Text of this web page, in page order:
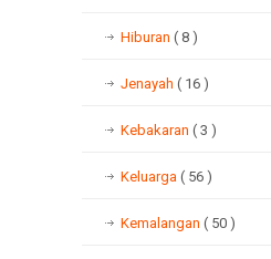
Hiburan ( 8 )
Jenayah ( 16 )
Kebakaran ( 3 )
Keluarga ( 56 )
Kemalangan ( 50 )